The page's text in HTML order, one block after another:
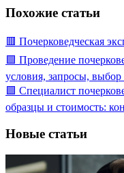
Похожие статьи
🟥 Почерковедческая
🟩 Проведение
условия, запросы,
🟩 Специалист
образцы и стоимость:
Новые статьи